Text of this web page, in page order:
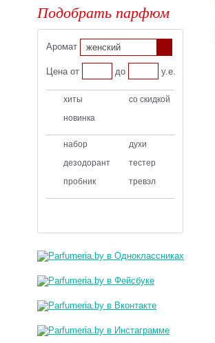
Подобрать парфюм
Аромат женский
Цена от до у.е.
хиты
со скидкой
новинка
набор
духи
дезодорант
тестер
пробник
тревэл